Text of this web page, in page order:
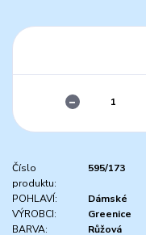
Číslo
produktu:
595/173
POHLAVÍ:
Dámské
VÝROBCI:
Greenice
BARVA:
Růžová